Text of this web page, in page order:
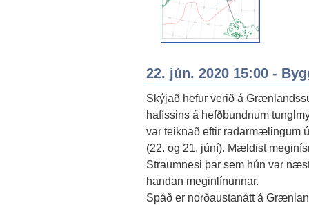
22. jún. 2020 15:00 -
Skýjað hefur verið á
hafíssins á hefðbundnum
var teiknað eftir radarmælingum
(22. og 21. júní). Mældist
Straumnesi þar sem hún var
handan meginlínunnar.
Spáð er norðaustanátt á